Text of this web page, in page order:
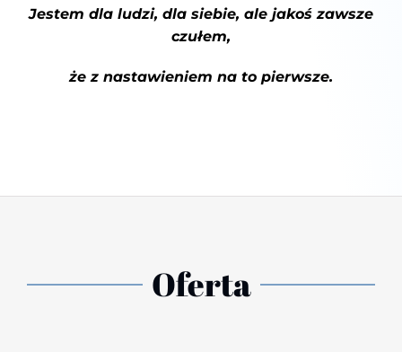
Jestem dla ludzi, dla siebie, ale jakoś zawsze
czułem,
że z nastawieniem na to pierwsze.
Oferta